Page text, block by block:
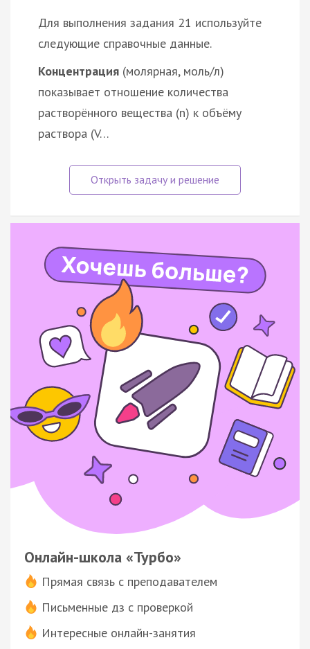
Для выполнения задания 21 используйте
следующие справочные данные.
Концентрация (молярная, моль/л)
показывает отношение количества
растворённого вещества (n) к объёму
раствора (V…
Онлайн-школа «Турбо»
Прямая связь с преподавателем
Письменные дз с проверкой
Интересные онлайн-занятия